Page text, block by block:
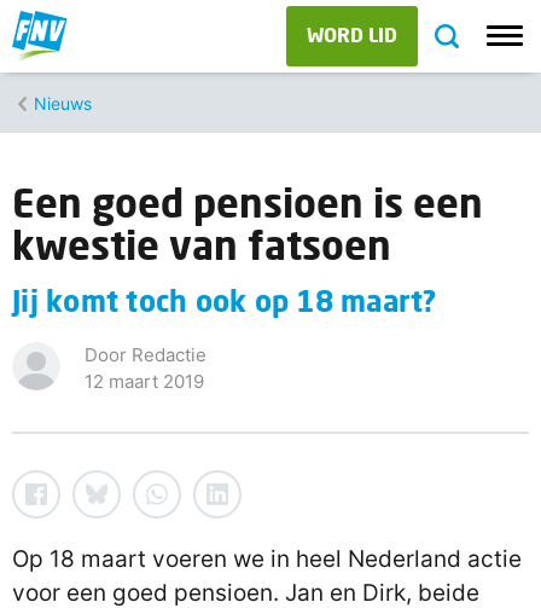
WORD LID
Nieuws
Een goed pensioen is een
kwestie van fatsoen
Jij komt toch ook op 18 maart?
Door Redactie
12 maart 2019
Op 18 maart voeren we in heel Nederland actie
voor een goed pensioen. Jan en Dirk, beide